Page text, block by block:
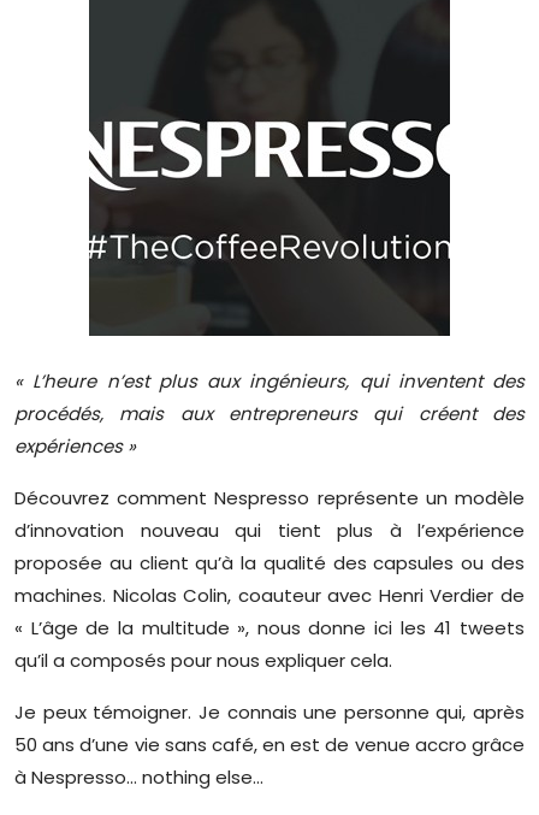
« L’heure n’est plus aux ingénieurs, qui inventent des
procédés, mais aux entrepreneurs qui créent des
expériences »
Découvrez comment Nespresso représente un modèle
d’innovation nouveau qui tient plus à l’expérience
proposée au client qu’à la qualité des capsules ou des
machines. Nicolas Colin, coauteur avec Henri Verdier de
« L’âge de la multitude », nous donne ici les 41 tweets
qu’il a composés pour nous expliquer cela.
Je peux témoigner. Je connais une personne qui, après
50 ans d’une vie sans café, en est de venue accro grâce
à Nespresso… nothing else…